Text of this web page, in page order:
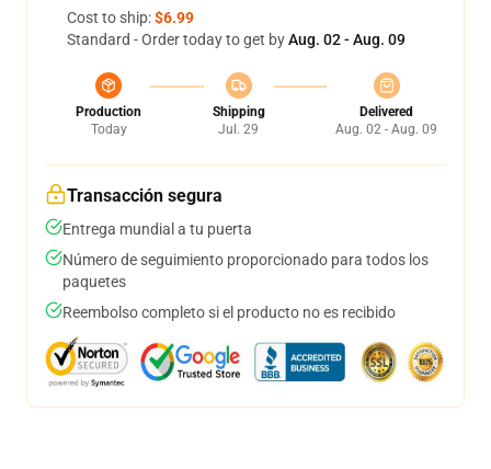
Cost to ship:$6.99
Standard - Order today to get byAug. 02 - Aug. 09
Production
Today
Shipping
Jul. 29
Delivered
Aug. 02 - Aug. 09
Transacción segura
Entrega mundial a tu puerta
Número de seguimiento proporcionado para todos los
paquetes
Reembolso completo si el producto no es recibido